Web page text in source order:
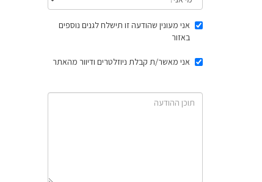
חוות דעתאני מעונין שהודעה זו תישלח לגנים נוספים
באזור
אני מאשר/ת קבלת ניוזלטרים ודיוור מהאתר